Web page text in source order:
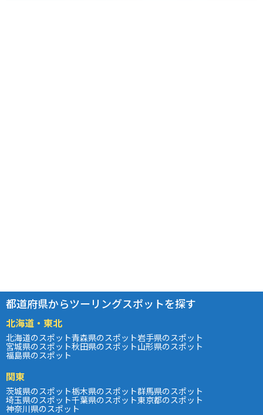
都道府県からツーリングスポットを探す
北海道・東北
北海道のスポット青森県のスポット岩手県のスポット
宮城県のスポット秋田県のスポット山形県のスポット
福島県のスポット
関東
茨城県のスポット栃木県のスポット群馬県のスポット
埼玉県のスポット千葉県のスポット東京都のスポット
神奈川県のスポット